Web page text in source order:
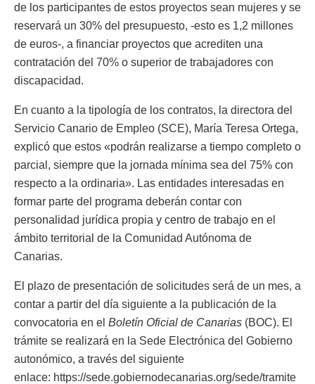
de los participantes de estos proyectos sean mujeres y se
reservará un 30% del presupuesto, -esto es 1,2 millones
de euros-, a financiar proyectos que acrediten una
contratación del 70% o superior de trabajadores con
discapacidad.
En cuanto a la tipología de los contratos, la directora del
Servicio Canario de Empleo (SCE), María Teresa Ortega,
explicó que estos «podrán realizarse a tiempo completo o
parcial, siempre que la jornada mínima sea del 75% con
respecto a la ordinaria». Las entidades interesadas en
formar parte del programa deberán contar con
personalidad jurídica propia y centro de trabajo en el
ámbito territorial de la Comunidad Autónoma de
Canarias.
El plazo de presentación de solicitudes será de un mes, a
contar a partir del día siguiente a la publicación de la
convocatoria en el Boletín Oficial de Canarias (BOC). El
trámite se realizará en la Sede Electrónica del Gobierno
autonómico, a través del siguiente
enlace: https://sede.gobiernodecanarias.org/sede/tramite